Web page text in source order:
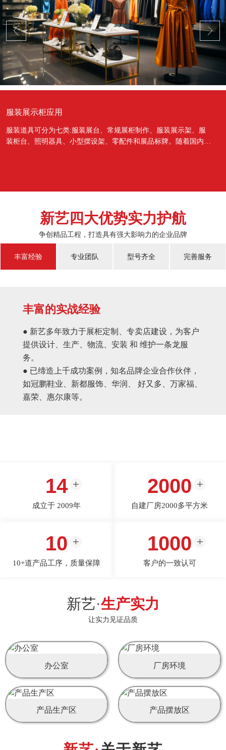
服装展示柜应用
服装道具可分为七类:服装展台、常规展柜制作、服装展示架、服
装柜台、照明器具、小型摆设架、零配件和展品标牌。随着国内经
新艺四大优势实力护航
争创精品工程，打造具有强大影响力的企业品牌
丰富经验 专业团队 型号齐全 完善服务
丰富的实战经验
● 新艺多年致力于展柜定制、专卖店建设，为客户
提供设计、生产、物流、安装 和 维护一条龙服
务。
● 已缔造上千成功案例，知名品牌企业合作伙伴，
如冠鹏鞋业、新都服饰、华润、 好又多、万家福、
嘉荣、惠尔康等。
14
成立于 2009年
2000
自建厂房2000多平方米
10
10+道产品工序，质量保障
1000
客户的一致认可
新艺·生产实力
让实力见证品质
办公室 厂房环境
产品生产区 产品摆放区